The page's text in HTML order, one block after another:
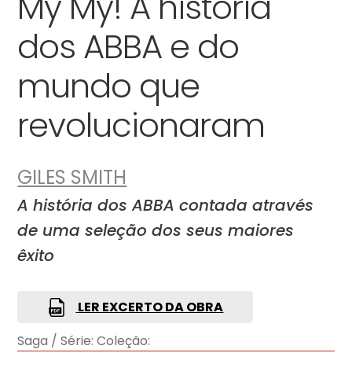
dos ABBA e do
mundo que
revolucionaram
GILES SMITH
A história dos ABBA contada através
de uma seleção dos seus maiores
êxito
LER EXCERTO DA OBRA
Saga / Série: Coleção: